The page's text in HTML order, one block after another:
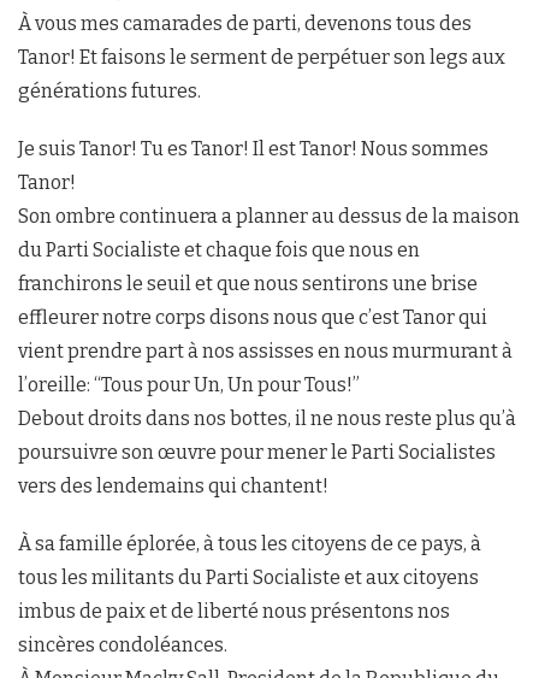
À vous mes camarades de parti, devenons tous des
Tanor! Et faisons le serment de perpétuer son legs aux
générations futures.
Je suis Tanor! Tu es Tanor! Il est Tanor! Nous sommes
Tanor!
Son ombre continuera a planner au dessus de la maison
du Parti Socialiste et chaque fois que nous en
franchirons le seuil et que nous sentirons une brise
effleurer notre corps disons nous que c’est Tanor qui
vient prendre part à nos assisses en nous murmurant à
l’oreille: “Tous pour Un, Un pour Tous!”
Debout droits dans nos bottes, il ne nous reste plus qu’à
poursuivre son œuvre pour mener le Parti Socialistes
vers des lendemains qui chantent!
À sa famille éplorée, à tous les citoyens de ce pays, à
tous les militants du Parti Socialiste et aux citoyens
imbus de paix et de liberté nous présentons nos
sincères condoléances.